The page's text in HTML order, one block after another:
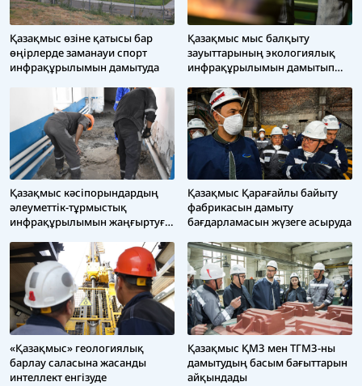
Қазақмыс өзіне қатысы бар
өңірлерде заманауи спорт
инфрақұрылымын дамытуда
Қазақмыс мыс балқыту
зауыттарының экологиялық
инфрақұрылымын дамытып
Қазақмыс кәсіпорындардың
әлеуметтік-тұрмыстық
инфрақұрылымын жаңғыртуға
Қазақмыс Қарағайлы байыту
фабрикасын дамыту
бағдарламасын жүзеге асыруда
«Қазақмыс» геологиялық
барлау саласына жасанды
интеллект енгізуде
Қазақмыс ҚМЗ мен ТГМЗ-ны
дамытудың басым бағыттарын
айқындады